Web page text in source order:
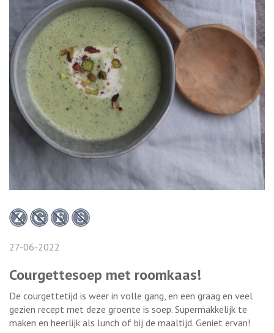
27-06-2022
Courgettesoep met roomkaas!
De courgettetijd is weer in volle gang, en een graag en veel
gezien recept met deze groente is soep. Supermakkelijk te
maken en heerlijk als lunch of bij de maaltijd. Geniet ervan!